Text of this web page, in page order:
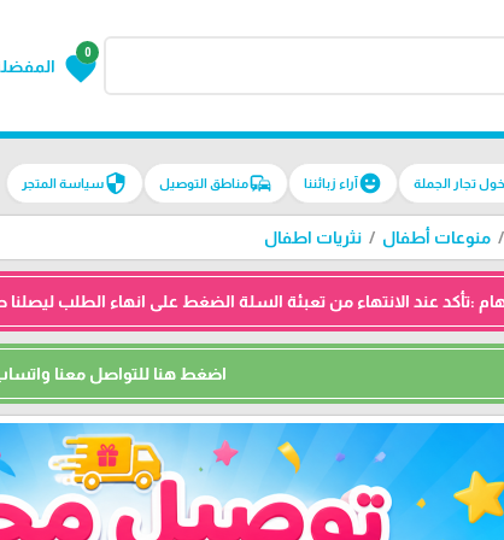
0
favorite
تجار الجملة emoji_emotionsآراء زبائننا commuteمناطق التوصيل securityسياسة المتجر
منوعات أطفال نثريات اطفال
:تأكد عند الانتهاء من تعبئة السلة الضغط على انهاء الطلب
اضغط هنا للتواصل معنا